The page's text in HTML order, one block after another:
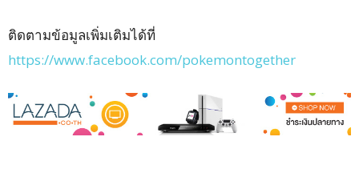
ติดตามข้อมูลเพิ่มเติมได้ที่
https://www.facebook.com/pokemontogether